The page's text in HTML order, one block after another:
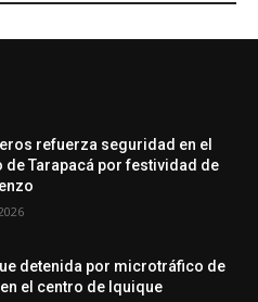
refuerza seguridad en el
de Tarapacá por festividad de
detenida por microtráfico de
el centro de Iquique